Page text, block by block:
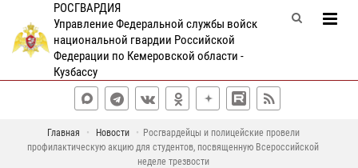
РОСГВАРДИЯ
Управление Федеральной службы войск
национальной гвардии Российской
Федерации по Кемеровской области -
Кузбассу
Главная Новости
Росгвардейцы и полицейские провели
профилактическую акцию для студентов, посвященную Всероссийской
неделе трезвости